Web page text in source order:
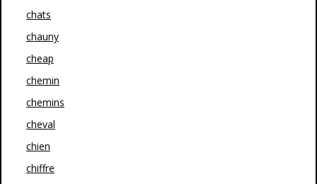
chats
chauny
cheap
chemin
chemins
cheval
chien
chiffre